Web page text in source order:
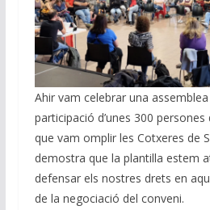
Ahir vam celebrar una
participació d’unes 300
que vam omplir les Cotxeres de
demostra que la plantilla estem
defensar els nostres drets en
de la negociació del conveni.